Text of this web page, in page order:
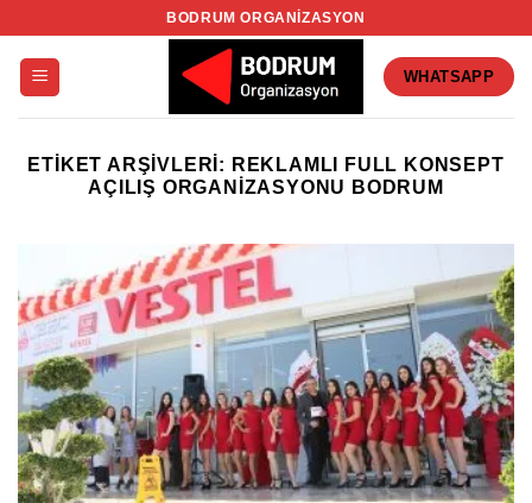
BODRUM ORGANIZASYON
WHATSAPP
ETIKET ARŞIVLERI: REKLAMLI FULL KONSEPT
AÇILIŞ ORGANIZASYONU BODRUM